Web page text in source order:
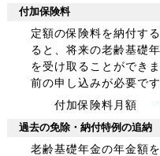
付加保険料
定額の保険料を納付す
ると、将来の老齢基礎
を受け取ることができ
前の申し込みが必要です
付加保険料月額
過去の免除・納付特例の追納
老齢基礎年金の年金額